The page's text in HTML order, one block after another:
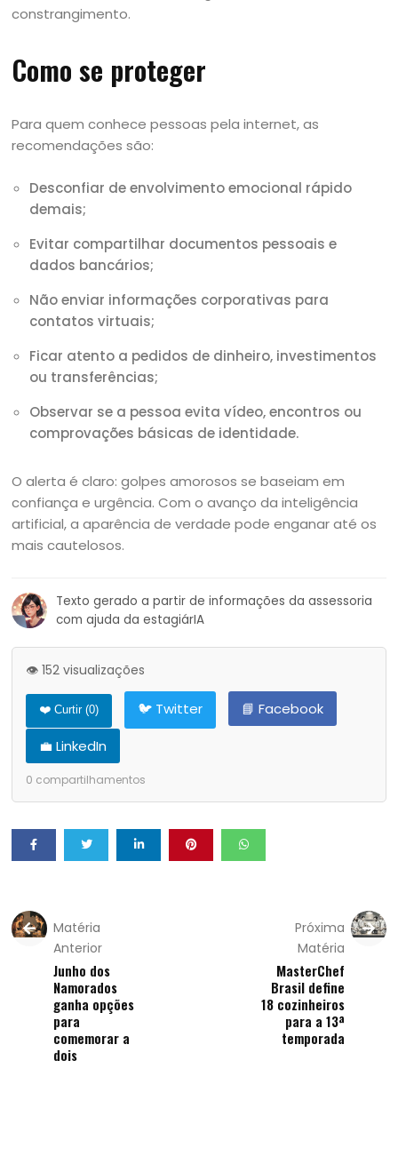
constrangimento.
Como se proteger
Para quem conhece pessoas pela internet, as
recomendações são:
Desconfiar de envolvimento emocional rápido
demais;
Evitar compartilhar documentos pessoais e
dados bancários;
Não enviar informações corporativas para
contatos virtuais;
Ficar atento a pedidos de dinheiro, investimentos
ou transferências;
Observar se a pessoa evita vídeo, encontros ou
comprovações básicas de identidade.
O alerta é claro: golpes amorosos se baseiam em
confiança e urgência. Com o avanço da inteligência
artificial, a aparência de verdade pode enganar até os
mais cautelosos.
Texto gerado a partir de informações da assessoria
com ajuda da estagiárIA
👁️ 152 visualizações
❤️ Curtir (0) 🐦 Twitter
📘 Facebook
💼 LinkedIn
0 compartilhamentos
Matéria
Anterior
Junho dos
Namorados
ganha opções
para
comemorar a
dois
Próxima
Matéria
MasterChef
Brasil define
18 cozinheiros
para a 13ª
temporada